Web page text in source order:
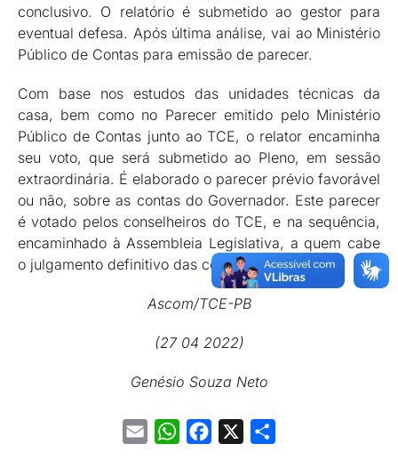
conclusivo. O relatório é submetido ao gestor para
eventual defesa. Após última análise, vai ao Ministério
Público de Contas para emissão de parecer.
Com base nos estudos das unidades técnicas da
casa, bem como no Parecer emitido pelo Ministério
Público de Contas junto ao TCE, o relator encaminha
seu voto, que será submetido ao Pleno, em sessão
extraordinária. É elaborado o parecer prévio favorável
ou não, sobre as contas do Governador. Este parecer
é votado pelos conselheiros do TCE, e na sequência,
encaminhado à Assembleia Legislativa, a quem cabe
o julgamento definitivo das contas.
Ascom/TCE-PB
(27 04 2022)
Genésio Souza Neto
Email WhatsAppFacebook